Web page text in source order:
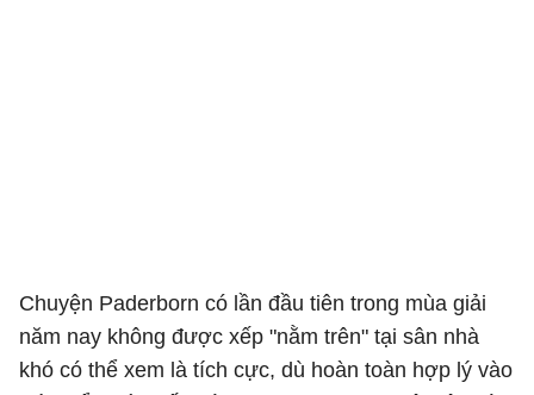
Chuyện Paderborn có lần đầu tiên trong mùa giải
năm nay không được xếp "nằm trên" tại sân nhà
khó có thể xem là tích cực, dù hoàn toàn hợp lý vào